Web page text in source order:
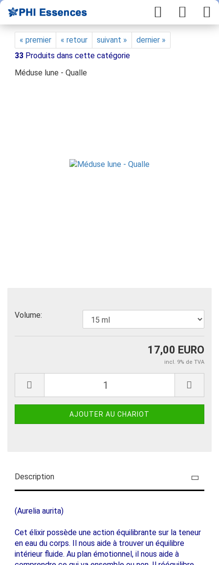
« premier « retour suivant »
dernier »
33 Produits dans cette catégorie
Méduse lune - Qualle
Volume:
17,00 EURO
incl. 9% de TVA
Description
(Aurelia aurita)
Cet élixir possède une action équilibrante sur la teneur
en eau du corps. Il nous aide à trouver un équilibre
intérieur fluide. Au plan émotionnel, il nous aide à